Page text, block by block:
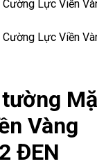
Vàng
ĐEN